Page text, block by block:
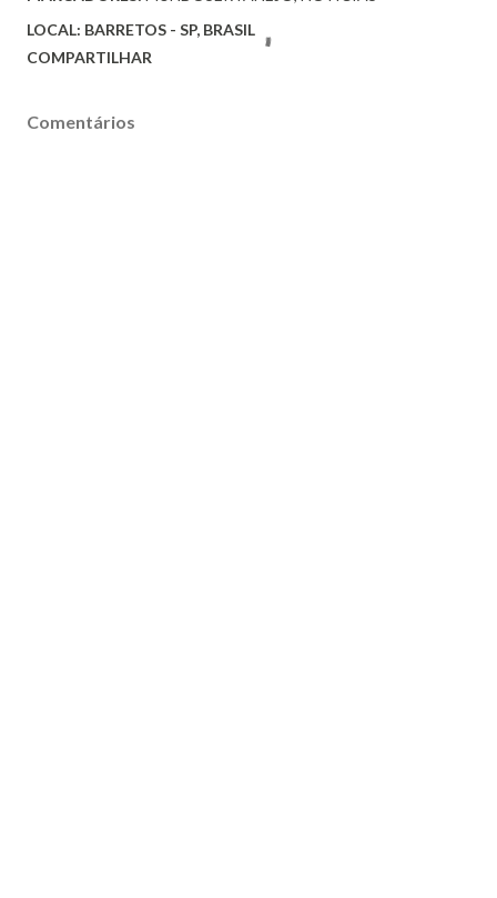
LOCAL: BARRETOS - SP, BRASIL
COMPARTILHAR
Comentários